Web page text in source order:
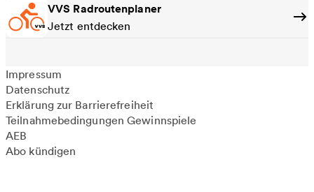
VVS Radroutenplaner
Jetzt entdecken
Impressum
Datenschutz
Erklärung zur Barrierefreiheit
Teilnahmebedingungen Gewinnspiele
AEB
Abo kündigen